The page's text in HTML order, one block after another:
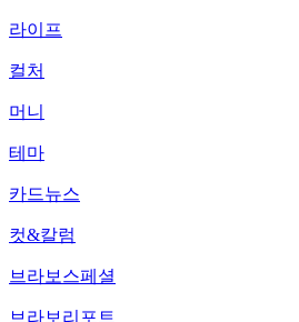
라이프
컬처
머니
테마
카드뉴스
컷&칼럼
브라보스페셜
브라보리포트